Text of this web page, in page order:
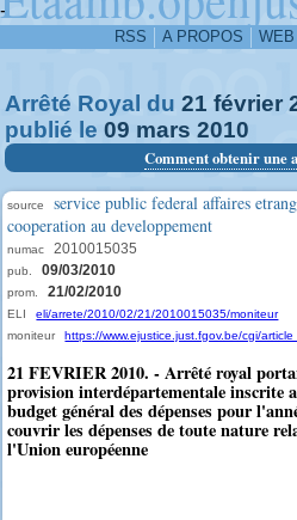
-
RSS A PROPOS
Arrêté Royal du 21 février
publié le 09 mars 2010
Comment obtenir une
source
service public federal affaires
cooperation au developpement
numac 2010015035
pub. 09/03/2010
prom. 21/02/2010
ELI
eli/arrete/2010/02/21/2010015035/moniteur
moniteur
https://www.ejustice.just.fgov.be/cgi/
21 FEVRIER 2010. - Arrêté royal
provision interdépartementale inscrite
budget général des dépenses pour
couvrir les dépenses de toute nature
l'Union européenne